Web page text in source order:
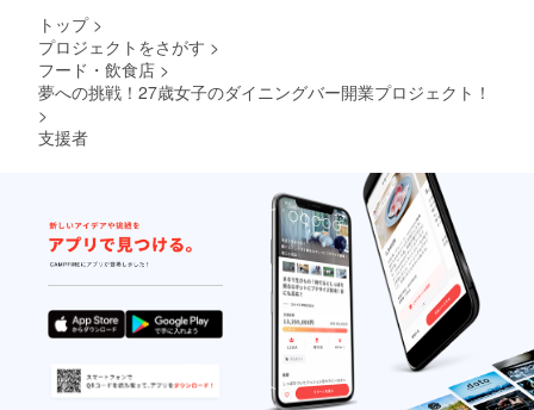
トップ >
プロジェクトをさがす >
フード・飲食店 >
夢への挑戦！27歳女子のダイニングバー開業プロジェクト！
>
支援者